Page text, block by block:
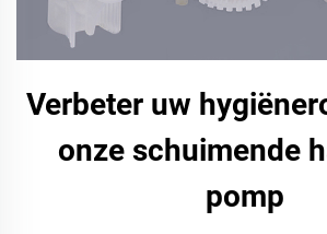
Verbeter uw
onze schuimende
pomp